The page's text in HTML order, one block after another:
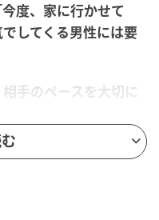
度、家に行かせて
してくる男性には要
手のペースを大切に
“遊び慣れている”か